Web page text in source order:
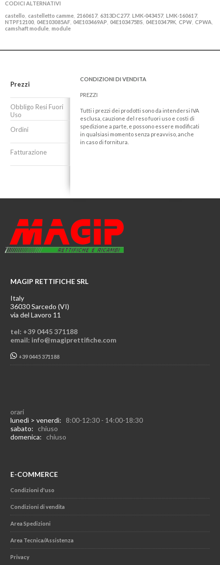
CODICI ALTERNATIVI
castello castelletto camme 2160617, 6313DC277, LMK-043457, LMK-160617,
NTPF12100 04E103085AF 04E103469AP 04E103475BS 04E103479K CPW CPWA
camshaft module module
Prezzi
Obbligo Resi Fuori
Uso
Ordini
Fatturazione
CONDIZIONI DI VENDITA
PREZZI
Tutti i prezzi dei prodotti sono da intendersi IVA
esclusa, cauzione del reso fuori uso e costi di
spedizione a parte, e possono essere modificati
in qualsiasi momento senza preavviso, anche
in caso di fornitura.
MAGIP RETTIFICHE SRL
Italy
36030 Sarcedo (VI)
via del Lavoro 11
tel: +39 0445 371188
email: info@magiprettifiche.com
+39 0445 371188
orari
lunedì > venerdì: 8:00-12:30 - 14:00-18:30
sabato: chiuso
domenica: chiuso
E-COMMERCE
Condizioni d'uso
Condizioni di vendita
Area Spedizioni
Area Tecnica/Assistenza
Privacy